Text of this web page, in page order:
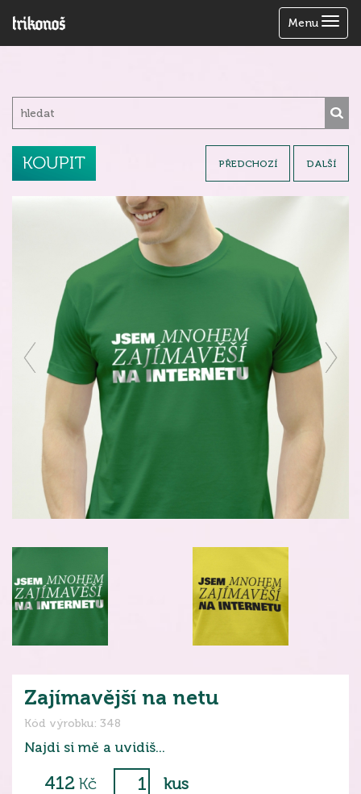
Zobrazit
menu
Menu
KOUPIT PŘEDCHOZÍ DALŠÍ
Zajímavější na netu
Kód výrobku: 348
Najdi si mě a uvidiš...
412 Kč kus